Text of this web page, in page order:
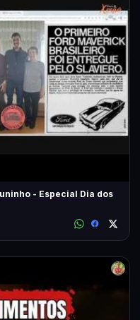
- Especial Dia dos